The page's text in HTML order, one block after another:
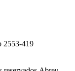
2553-419